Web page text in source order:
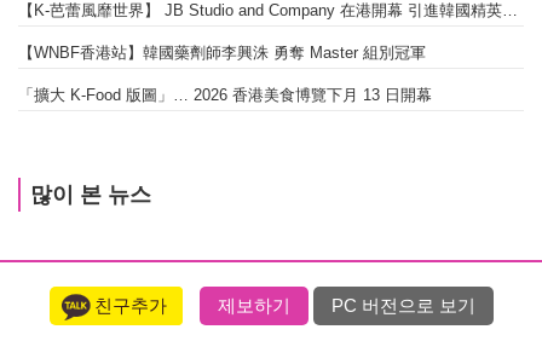
【K-芭蕾風靡世界】 JB Studio and Company 在港開幕 引進韓國精英芭蕾教育系統
【WNBF香港站】韓國藥劑師李興洙 勇奪 Master 組別冠軍
「擴大 K-Food 版圖」… 2026 香港美食博覽下月 13 日開幕
많이 본 뉴스
친구추가 제보하기 PC 버전으로 보기